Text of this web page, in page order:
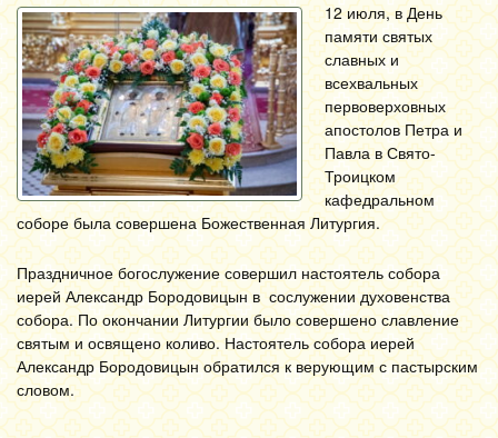
12 июля, в День
памяти святых
славных и
всехвальных
первоверховных
апостолов Петра и
Павла в Свято-
Троицком
кафедральном
соборе была совершена Божественная Литургия.
Праздничное богослужение совершил настоятель собора
иерей Александр Бородовицын в сослужении духовенства
собора. По окончании Литургии было совершено славление
святым и освящено коливо. Настоятель собора иерей
Александр Бородовицын обратился к верующим с пастырским
словом.